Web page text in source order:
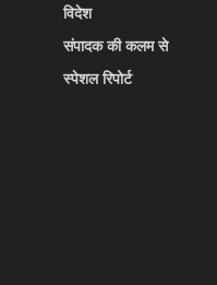
विदेश
संपादक की कलम से
स्पेशल रिपोर्ट